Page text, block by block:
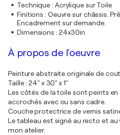
Technique: Acrylique sur Toile
Finitions : Oeuvre sur châssis.
Encadrement sur demande.
Dimensions : 24x30in
À propos de l'oeuvre
Peinture abstraite originale de
Taille : 24" x 30" x 1"
Les côtés de la toile sont peints
accrochés avec ou sans cadre.
Couche protectrice de vernis
Le tableau est signé au recto et
mon atelier.